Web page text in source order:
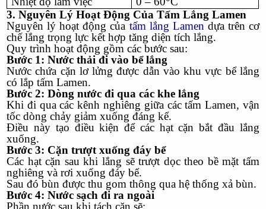
3. Nguyên Lý Hoạt Động Của Tấm Lắng Lamen
Nguyên lý hoạt động của tấm lắng Lamendựa trên cơ
chế lắng trọng lực kết hợp tăng diện tích lắng.
Quy trình hoạt động gồm các bước sau:
Bước 1: Nước thải đi vào bể lắng
Nước chứa cặn lơ lửng được dẫn vào khu vực bể lắng
có lắp tấm Lamen.
Bước 2: Dòng nước đi qua các khe lắng
Khi đi qua các kênh nghiêng giữa các tấm Lamen, vận
tốc dòng chảy giảm xuống đáng kể.
Điều này tạo điều kiện để các hạt cặn bắt đầu lắng
xuống.
Bước 3: Cặn trượt xuống đáy bể
Các hạt cặn sau khi lắng sẽ trượt dọc theo bề mặt tấm
nghiêng và rơi xuống đáy bể.
Sau đó bùn được thu gom thông qua hệ thống xả bùn.
Bước 4: Nước sạch đi ra ngoài
Phần nước sau khi tách cặn sẽ: